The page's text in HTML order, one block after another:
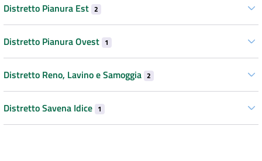
Distretto Pianura Est 2
Distretto Pianura Ovest 1
Distretto Reno, Lavino e Samoggia 2
Distretto Savena Idice 1